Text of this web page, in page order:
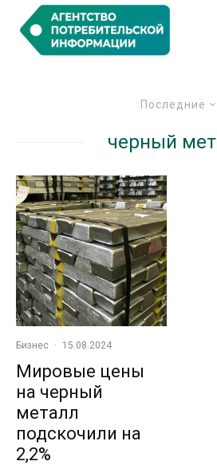
Последние
черный
Бизнес · 15.08.2024
Мировые цены
на черный
металл
подскочили на
2,2%